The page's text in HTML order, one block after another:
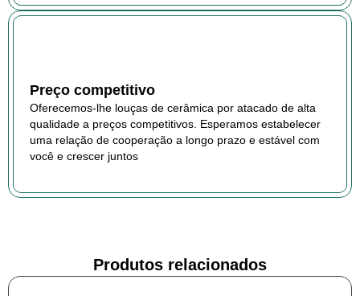
Preço competitivo
Oferecemos-lhe louças de cerâmica por atacado de alta
qualidade a preços competitivos. Esperamos estabelecer
uma relação de cooperação a longo prazo e estável com
você e crescer juntos
Produtos relacionados